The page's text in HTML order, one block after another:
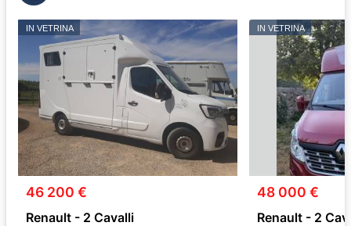
IN VETRINA
46 200 €
Renault - 2 Cavalli
IN VETRINA
48 000 €
Renault - 2